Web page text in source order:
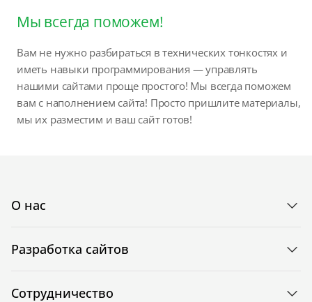
Мы всегда поможем!
Вам не нужно разбираться в технических тонкостях и
иметь навыки программирования — управлять
нашими сайтами проще простого! Мы всегда поможем
вам с наполнением сайта! Просто пришлите материалы,
мы их разместим и ваш сайт готов!
О нас
Разработка сайтов
Сотрудничество